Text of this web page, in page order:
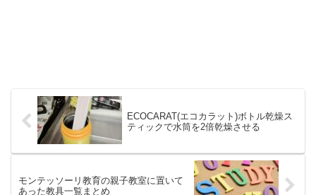
ECOCARAT(エコカラット)ボトル乾燥ス
ティックで水筒を2倍乾燥させる
モンテッソーリ教育の親子教室に置いて
あった教具一覧まとめ